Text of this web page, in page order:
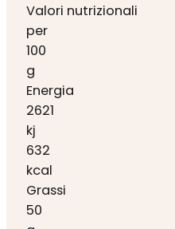
Valori nutrizionali
per
100
g
Energia
2621
kj
632
kcal
Grassi
50